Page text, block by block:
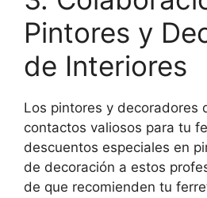
Pintores y
de Interiores
Los pintores y decoradores
contactos valiosos para tu
descuentos especiales en
de decoración a estos
de que recomienden tu